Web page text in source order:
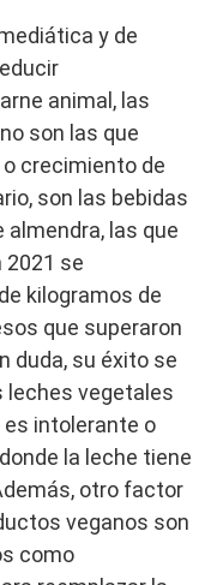
y de
animal, las
son las que
crecimiento de
son las bebidas
las que
2021 se
kilogramos de
que superaron
duda, su éxito se
leches vegetales
es intolerante o
la leche tiene
otro factor
veganos son
como